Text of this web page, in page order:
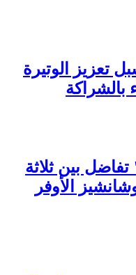
تعزيز الوتيرة
بالشراكة
بين ثلاثة
الأوفر